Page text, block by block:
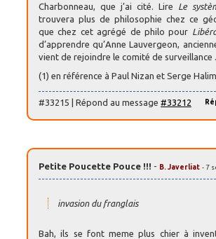
Charbonneau, que j’ai cité. Lire Le
trouvera plus de philosophie chez ce
que chez cet agrégé de philo pour
d’apprendre qu’Anne Lauvergeon,
vient de rejoindre le comité de surveillance
(1) en référence à Paul Nizan et Serge
#33215 | Répond au message #33212
Petite Poucette Pouce !!! - B. Javerliat - 7
invasion du franglais
Bah, ils se font meme plus chier à